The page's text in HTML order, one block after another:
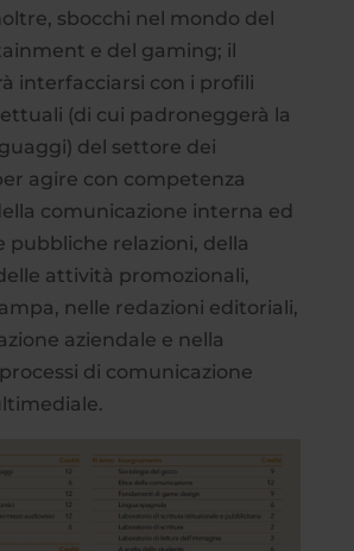
sbocchi nel mondo del
e del gaming; il
interfacciarsi con i profili
(di cui padroneggerà la
del settore dei
agire con competenza
comunicazione interna ed
pubbliche relazioni, della
attività promozionali,
nelle redazioni editoriali,
aziendale e nella
di comunicazione